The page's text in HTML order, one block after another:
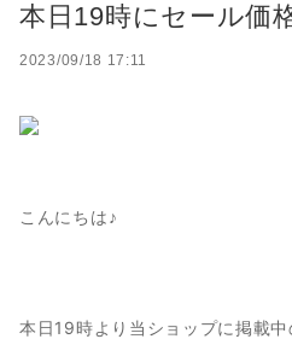
本日19時にセール価
2023/09/18 17:11
こんにちは♪
本日19時より当ショップに掲載